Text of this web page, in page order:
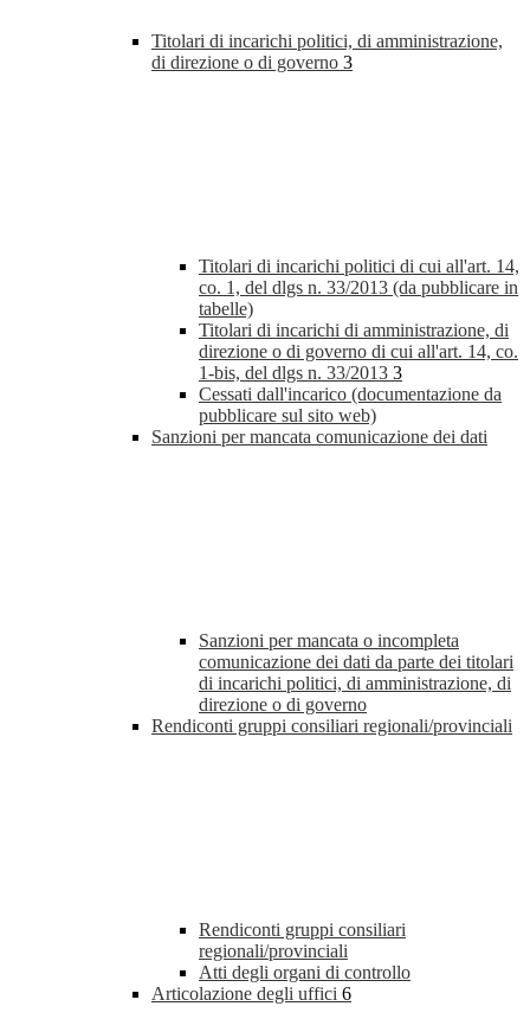
Titolari di incarichi politici, di amministrazione,
di direzione o di governo 3
Titolari di incarichi politici di cui all'art. 14,
co. 1, del dlgs n. 33/2013 (da pubblicare in
tabelle)
Titolari di incarichi di amministrazione, di
direzione o di governo di cui all'art. 14, co.
1-bis, del dlgs n. 33/2013 3
Cessati dall'incarico (documentazione da
pubblicare sul sito web)
Sanzioni per mancata comunicazione dei dati
Sanzioni per mancata o incompleta
comunicazione dei dati da parte dei titolari
di incarichi politici, di amministrazione, di
direzione o di governo
Rendiconti gruppi consiliari regionali/provinciali
Rendiconti gruppi consiliari
regionali/provinciali
Atti degli organi di controllo
Articolazione degli uffici 6